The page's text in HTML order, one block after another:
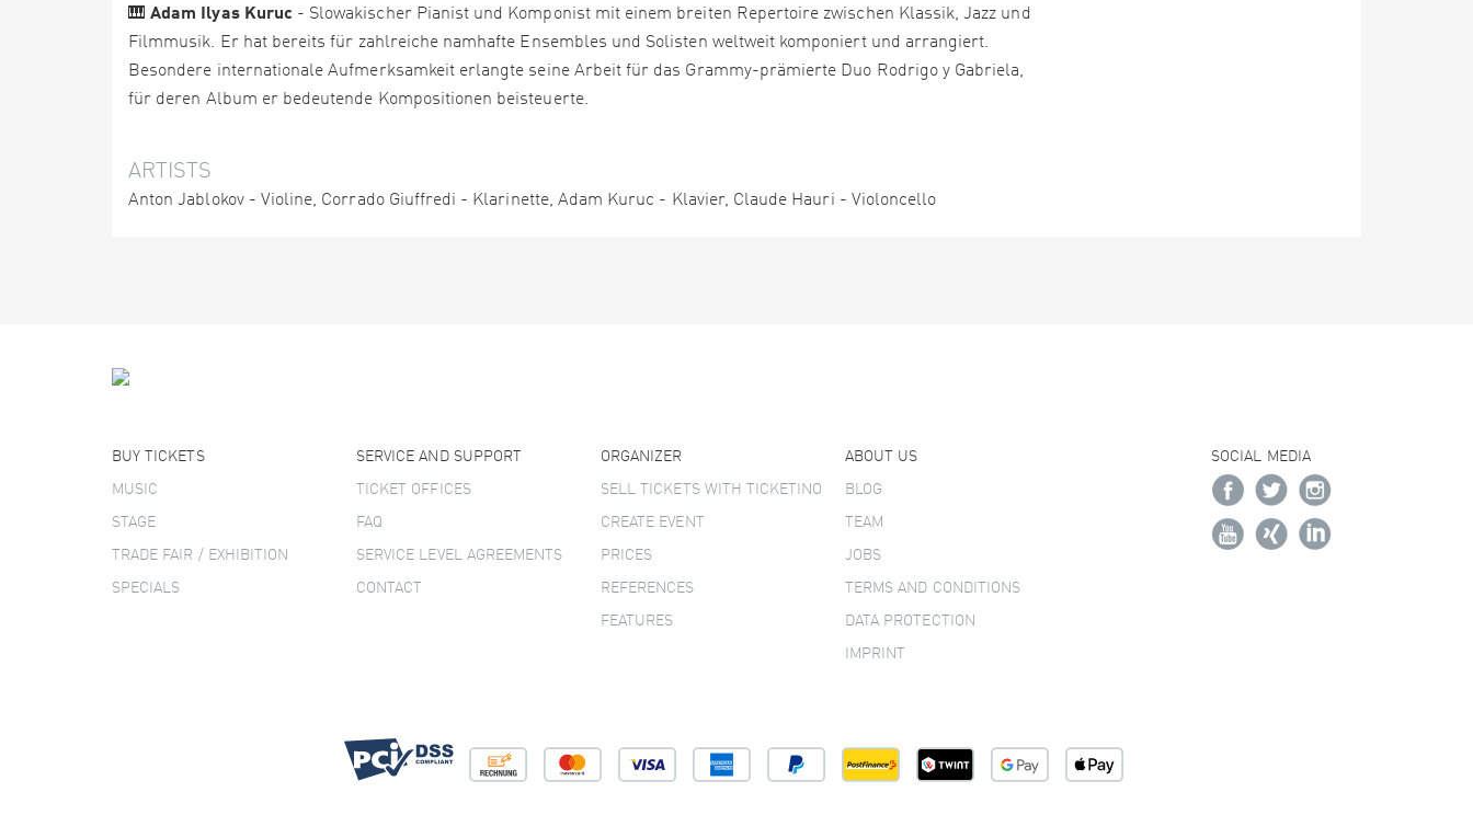
🎹Adam Ilyas Kuruc - Slowakischer Pianist und Komponist mit einem breiten Repertoire zwischen Klassik, Jazz und
Filmmusik. Er hat bereits für zahlreiche namhafte Ensembles und Solisten weltweit komponiert und arrangiert.
Besondere internationale Aufmerksamkeit erlangte seine Arbeit für das Grammy-prämierte Duo Rodrigo y Gabriela,
für deren Album er bedeutende Kompositionen beisteuerte.
ARTISTS
Anton Jablokov - Violine, Corrado Giuffredi - Klarinette, Adam Kuruc - Klavier, Claude Hauri - Violoncello
BUY TICKETS
MUSIC
STAGE
TRADE FAIR / EXHIBITION
SPECIALS
SERVICE AND SUPPORT
TICKET OFFICES
FAQ
SERVICE LEVEL AGREEMENTS
CONTACT
ORGANIZER
SELL TICKETS WITH TICKETINO
CREATE EVENT
PRICES
REFERENCES
FEATURES
ABOUT US
BLOG
TEAM
JOBS
TERMS AND CONDITIONS
DATA PROTECTION
IMPRINT
SOCIAL MEDIA